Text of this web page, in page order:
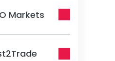
Markets